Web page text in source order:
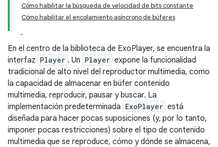
Cómo habilitar la búsqueda de velocidad de bits constante
Cómo habilitar el encolamiento asíncrono de búferes
En el centro de la biblioteca de ExoPlayer, se encuentra la
interfaz Player . Un Player expone la funcionalidad
tradicional de alto nivel del reproductor multimedia, como
la capacidad de almacenar en búfer contenido
multimedia, reproducir, pausar y buscar. La
implementación predeterminada ExoPlayer está
diseñada para hacer pocas suposiciones (y, por lo tanto,
imponer pocas restricciones) sobre el tipo de contenido
multimedia que se reproduce, cómo y dónde se almacena,